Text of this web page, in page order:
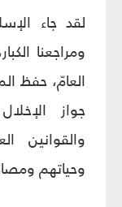
لقد جاء
ومراجعنا
العامّ، حفظ
جواز
والقوانين
وحياتهم